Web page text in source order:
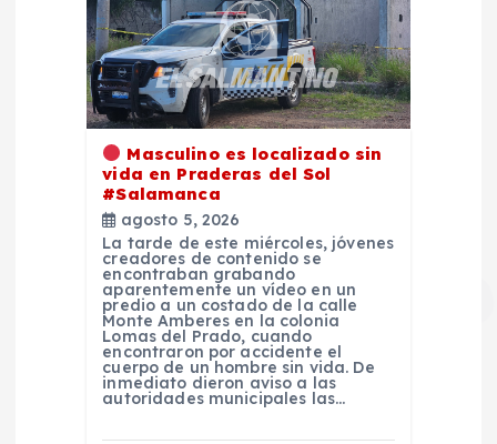
Masculino es localizado sin
vida en Praderas del Sol
#Salamanca
agosto 5, 2026
La tarde de este miércoles, jóvenes
creadores de contenido se
encontraban grabando
aparentemente un vídeo en un
predio a un costado de la calle
Monte Amberes en la colonia
Lomas del Prado, cuando
encontraron por accidente el
cuerpo de un hombre sin vida. De
inmediato dieron aviso a las
autoridades municipales las…